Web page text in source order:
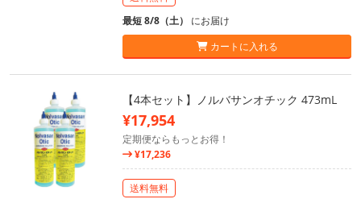
最短 8/8（土） にお届け
カートに入れる
【4本セット】ノルバサンオチック 473mL
¥17,954
定期便ならもっとお得！
¥17,236
送料無料